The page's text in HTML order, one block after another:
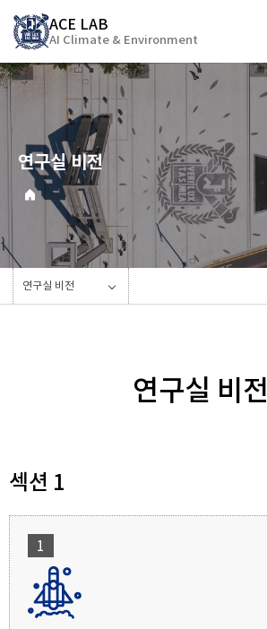
기
ACE LAB
AI Climate & Environment
연구실 비전
연구실 비전
연구실 비전
섹션 1
1